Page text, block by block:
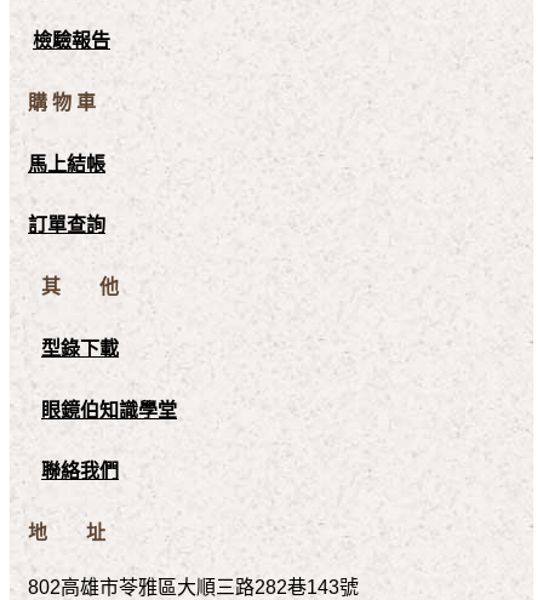
檢驗報告
購 物 車
馬上結帳
訂單查詢
其 他
型錄下載
眼鏡伯知識學堂
聯絡我們
地 址
802高雄市苓雅區大順三路282巷143號